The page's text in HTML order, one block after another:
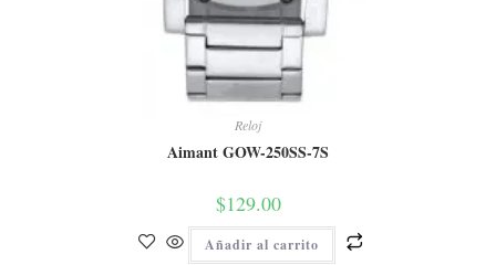
Reloj
Aimant GOW-250SS-7S
$129.00
Añadir al carrito